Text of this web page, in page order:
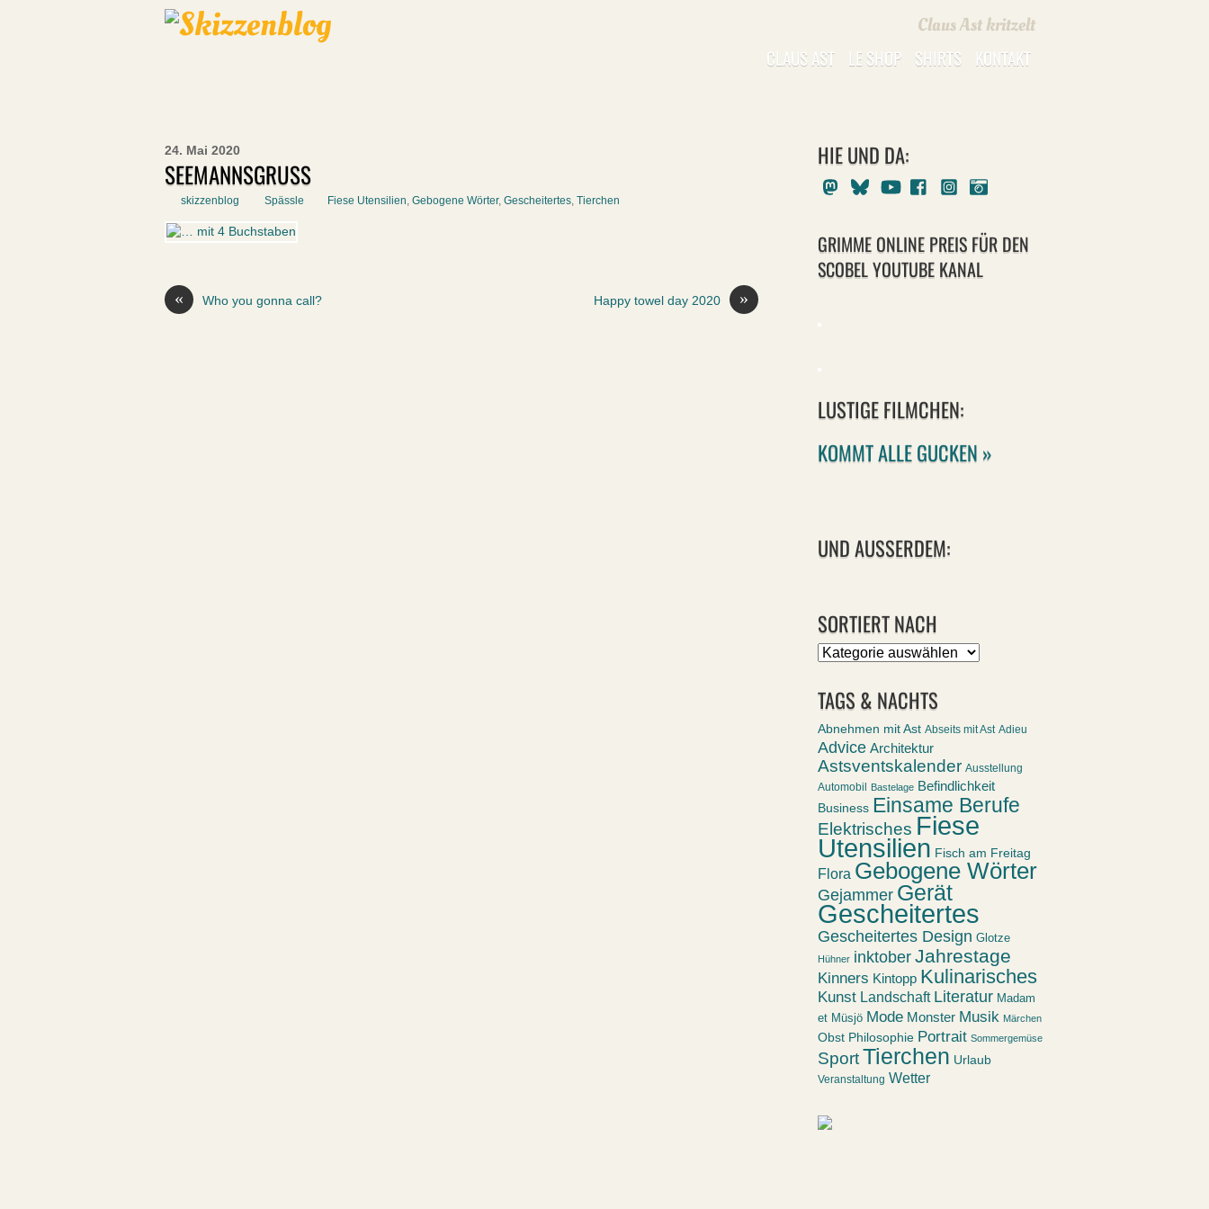
Claus Ast kritzelt
CLAUS AST LE SHOP SHIRTS KONTAKT
24. Mai 2020
SEEMANNSGRUSS
skizzenblog Spässle Fiese Utensilien, Gebogene Wörter, Gescheitertes, Tierchen
« Who you gonna call? »
Happy towel day 2020
HIE UND DA:
MastodonBlueskyYoutubeFacebookInstagram
GRIMME ONLINE PREIS FÜR DEN
SCOBEL YOUTUBE KANAL
LUSTIGE FILMCHEN:
KOMMT ALLE GUCKEN »
UND AUSSERDEM:
SORTIERT NACH
Sortiert
TAGS & NACHTS
Abnehmen mit Ast Abseits mit Ast Adieu
Advice Architektur
Astsventskalender Ausstellung
Automobil Bastelage Befindlichkeit
Business Einsame Berufe
Elektrisches Fiese
Utensilien Fisch am Freitag
Flora Gebogene Wörter
Gejammer Gerät
Gescheitertes
Gescheitertes Design Glotze
Hühner inktober Jahrestage
Kinners Kintopp Kulinarisches
Kunst Landschaft Literatur Madam
et Müsjö Mode Monster Musik Märchen
Obst Philosophie Portrait Sommergemüse
SportTierchen Urlaub
Veranstaltung Wetter